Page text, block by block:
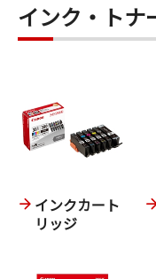
インク・トナ
インクカート
リッジ